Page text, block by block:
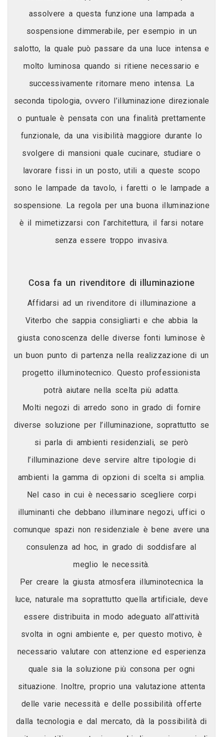
assolvere a questa funzione una lampada a
sospensione dimmerabile, per esempio in un
salotto, la quale può passare da una luce intensa e
molto luminosa quando si ritiene necessario e
successivamente ritornare meno intensa. La
seconda tipologia, ovvero l’illuminazione direzionale
o puntuale è pensata con una finalità prettamente
funzionale, da una visibilità maggiore durante lo
svolgere di mansioni quale cucinare, studiare o
lavorare fissi in un posto, utili a queste scopo
sono le lampade da tavolo, i faretti o le lampade a
sospensione. La regola per una buona illuminazione
è il mimetizzarsi con l’architettura, il farsi notare
senza essere troppo invasiva.
Cosa fa un rivenditore di illuminazione
Affidarsi ad un rivenditore di illuminazione a
Viterbo che sappia consigliarti e che abbia la
giusta conoscenza delle diverse fonti luminose è
un buon punto di partenza nella realizzazione di un
progetto illuminotecnico. Questo professionista
potrà aiutare nella scelta più adatta.
Molti negozi di arredo sono in grado di fornire
diverse soluzione per l’illuminazione, soprattutto se
si parla di ambienti residenziali, se però
l’illuminazione deve servire altre tipologie di
ambienti la gamma di opzioni di scelta si amplia.
Nel caso in cui è necessario scegliere corpi
illuminanti che debbano illuminare negozi, uffici o
comunque spazi non residenziale è bene avere una
consulenza ad hoc, in grado di soddisfare al
meglio le necessità.
Per creare la giusta atmosfera illuminotecnica la
luce, naturale ma soprattutto quella artificiale, deve
essere distribuita in modo adeguato all’attività
svolta in ogni ambiente e, per questo motivo, è
necessario valutare con attenzione ed esperienza
quale sia la soluzione più consona per ogni
situazione. Inoltre, proprio una valutazione attenta
delle varie necessità e delle possibilità offerte
dalla tecnologia e dal mercato, dà la possibilità di